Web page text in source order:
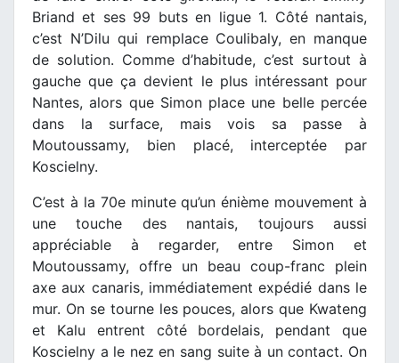
Briand et ses 99 buts en ligue 1. Côté nantais,
c’est N’Dilu qui remplace Coulibaly, en manque
de solution. Comme d’habitude, c’est surtout à
gauche que ça devient le plus intéressant pour
Nantes, alors que Simon place une belle percée
dans la surface, mais vois sa passe à
Moutoussamy, bien placé, interceptée par
Koscielny.
C’est à la 70e minute qu’un énième mouvement à
une touche des nantais, toujours aussi
appréciable à regarder, entre Simon et
Moutoussamy, offre un beau coup-franc plein
axe aux canaris, immédiatement expédié dans le
mur. On se tourne les pouces, alors que Kwateng
et Kalu entrent côté bordelais, pendant que
Koscielny a le nez en sang suite à un contact. On